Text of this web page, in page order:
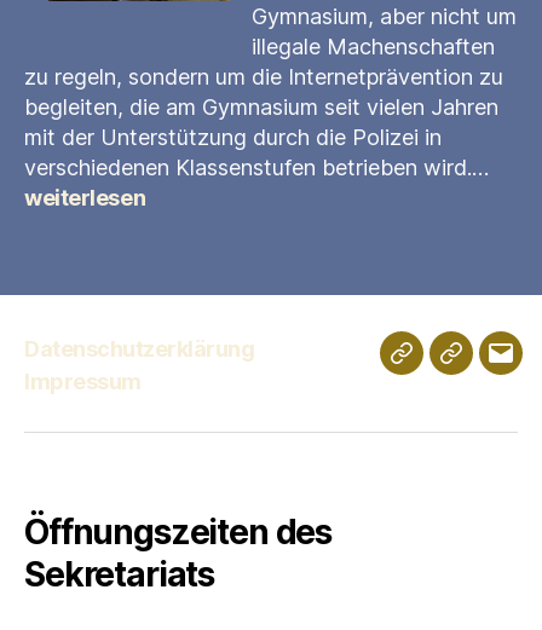
Gymnasium, aber nicht um
illegale Machenschaften
zu regeln, sondern um die Internetprävention zu
begleiten, die am Gymnasium seit vielen Jahren
mit der Unterstützung durch die Polizei in
verschiedenen Klassenstufen betrieben wird.…
weiterlesen
Datenschutzerklärung
Impressum
Schulportfolio
Digitales
E-
Öffnungszeiten des
Sekretariats